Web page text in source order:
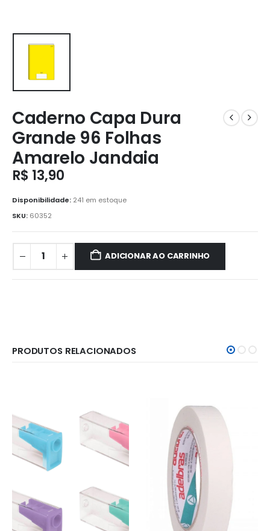
Caderno Capa Dura
Grande 96 Folhas
Amarelo Jandaia
R$ 13,90
Disponibilidade: 241 em estoque
SKU: 60352
ADICIONAR AO CARRINHO
PRODUTOS RELACIONADOS